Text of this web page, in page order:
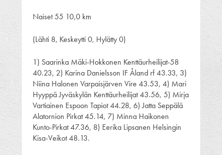
Naiset 55 10,0 km
(Lähti 8, Keskeytti 0, Hylätty 0)
1) Saarinka Mäki-Hokkonen Kenttäurheilijat-58
40.23, 2) Karina Danielsson IF Åland rf 43.33, 3)
Niina Halonen Varpaisjärven Vire 43.53, 4) Mari
Hyyppä Jyväskylän Kenttäurheilijat 43.56, 5) Mirja
Vartiainen Espoon Tapiot 44.28, 6) Jatta Seppälä
Alatornion Pirkat 45.14, 7) Minna Haikonen
Kunto-Pirkat 47.36, 8) Eerika Lipsanen Helsingin
Kisa-Veikot 48.13.